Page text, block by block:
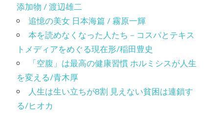
添加物 / 渡辺雄二
追憶の美女 日本海篇 / 霧原一輝
本を読めなくなった人たち－コスパとテキス
トメディアをめぐる現在形/稲田豊史
「空腹」は最高の健康習慣 ホルミシスが人生
を変える/青木厚
人生は生い立ちが8割 見えない貧困は連鎖す
る/ヒオカ